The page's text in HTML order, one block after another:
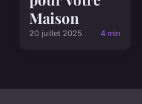
Maison
20 juillet 2025 4 min